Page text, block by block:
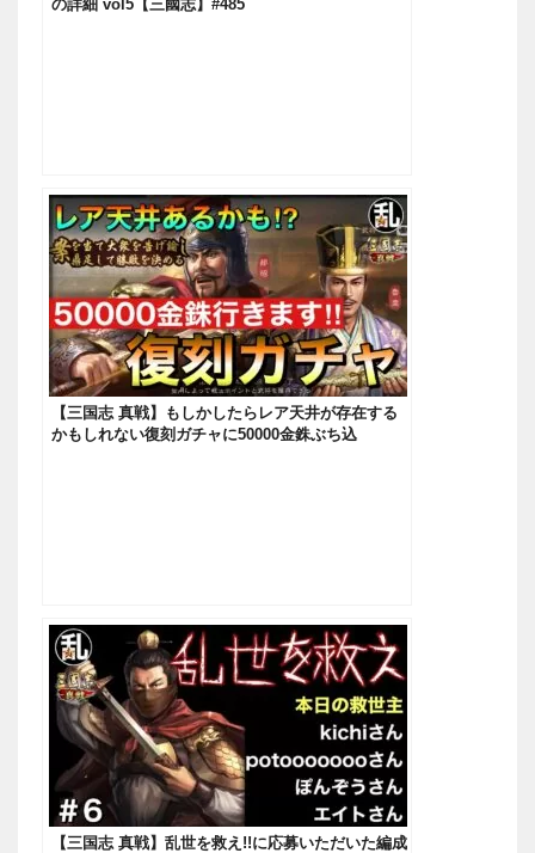
の詳細 vol5【三國志】#485
【三国志 真戦】もしかしたらレア天井が存在する
かもしれない復刻ガチャに50000金銖ぶち込
【三国志 真戦】乱世を救え!!に応募いただいた編成